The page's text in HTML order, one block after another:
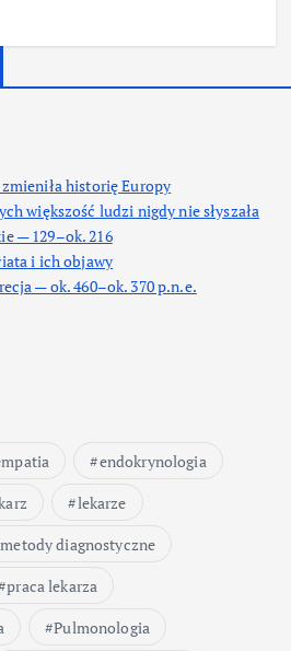
historię Europy
większość ludzi nigdy nie słyszała
— 129–ok. 216
i ich objawy
— ok. 460–ok. 370 p.n.e.
endokrynologia
lekarze
metody diagnostyczne
praca lekarza
Pulmonologia